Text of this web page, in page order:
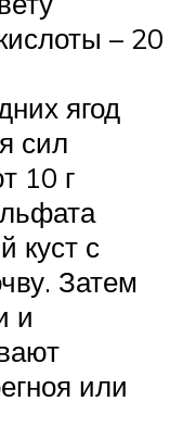
– 20
ягод
сил
10 г
куст с
Затем
и
или